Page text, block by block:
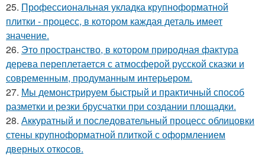
25. Профессиональная укладка крупноформатной
плитки - процесс, в котором каждая деталь имеет
значение.
26. Это пространство, в котором природная фактура
дерева переплетается с атмосферой русской сказки и
современным, продуманным интерьером.
27. Мы демонстрируем быстрый и практичный способ
разметки и резки брусчатки при создании площадки.
28. Аккуратный и последовательный процесс облицовки
стены крупноформатной плиткой с оформлением
дверных откосов.